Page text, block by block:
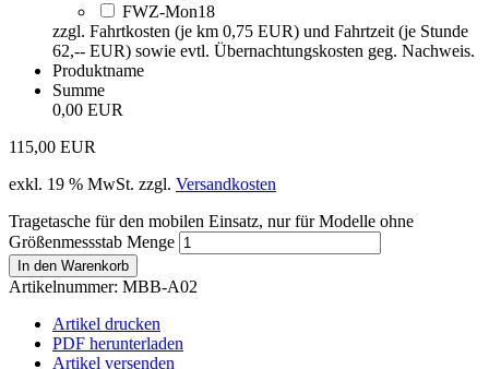
FWZ-Mon18
zzgl. Fahrtkosten (je km 0,75 EUR) und Fahrtzeit (je Stunde
62,-- EUR) sowie evtl. Übernachtungskosten geg. Nachweis.
Produktname
Summe
0,00 EUR
115,00 EUR
exkl. 19 % MwSt. zzgl. Versandkosten
Tragetasche für den mobilen Einsatz, nur für Modelle ohne
Größenmessstab Menge
In den Warenkorb
Artikelnummer: MBB-A02
Artikel drucken
PDF herunterladen
Artikel versenden